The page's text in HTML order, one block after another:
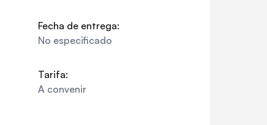
Fecha de entrega:
No especificado
Tarifa:
A convenir